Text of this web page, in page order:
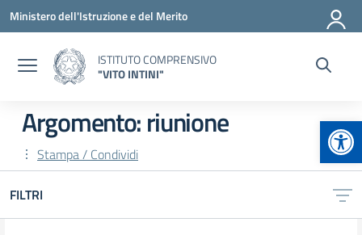
Vai ai contenuti
Vai al menu di navigazione
Vai al footer
Ministero dell'Istruzione e del Merito
ISTITUTO COMPRENSIVO
"VITO INTINI"
Argomento: riunione
Stampa / Condividi
FILTRI